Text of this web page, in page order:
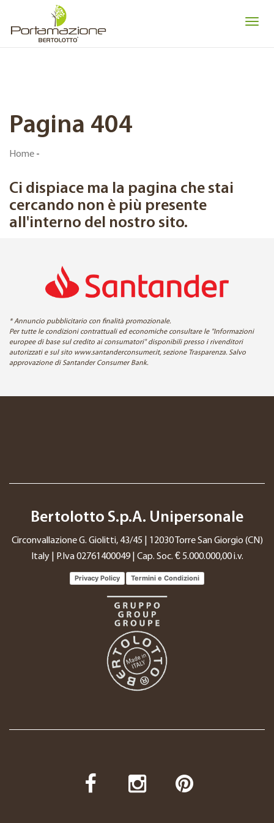
Pagina 404
Home -
Ci dispiace ma la pagina che stai
cercando non è più presente
all'interno del nostro sito.
* Annuncio pubblicitario con finalità promozionale.
Per tutte le condizioni contrattuali ed economiche consultare le "Informazioni
europee di base sul credito ai consumatori" disponibili presso i rivenditori
autorizzati e sul sito www.santanderconsumer.it, sezione Trasparenza. Salvo
approvazione di Santander Consumer Bank.
Bertolotto S.p.A. Unipersonale
Circonvallazione G. Giolitti, 43/45 | 12030 Torre San Giorgio (CN)
Italy | P.Iva 02761400049 | Cap. Soc. € 5.000.000,00 i.v.
Privacy Policy Termini e Condizioni